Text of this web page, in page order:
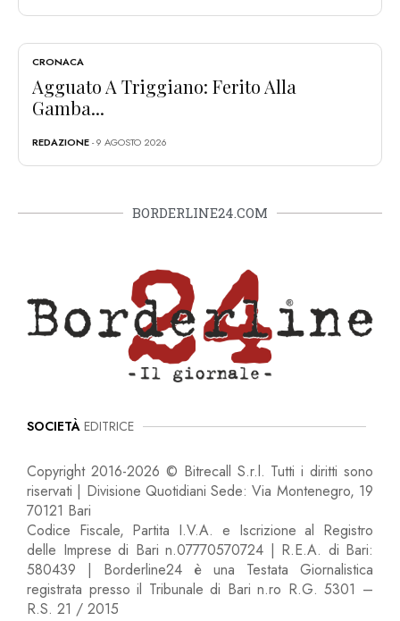
CRONACA
Agguato A Triggiano: Ferito Alla
Gamba...
REDAZIONE- 9 AGOSTO 2026
BORDERLINE24.COM
SOCIETÀ EDITRICE
Copyright 2016-2026 © Bitrecall S.r.l. Tutti i diritti sono
riservati | Divisione Quotidiani Sede: Via Montenegro, 19
70121 Bari
Codice Fiscale, Partita I.V.A. e Iscrizione al Registro
delle Imprese di Bari n.07770570724 | R.E.A. di Bari:
580439 | Borderline24 è una Testata Giornalistica
registrata presso il Tribunale di Bari n.ro R.G. 5301 –
R.S. 21 / 2015